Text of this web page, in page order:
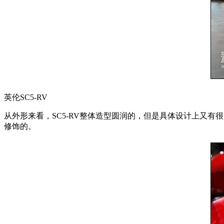
英伦SC5-RV
从外形来看，SC5-RV整体造型圆润的，但是具体设计上又有
修饰的。